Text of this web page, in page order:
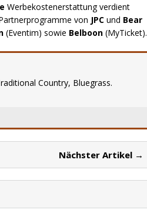
Werbekostenerstattung verdient
von JPC und Bear
(Eventim) sowie Belboon (MyTicket).
Country, Bluegrass.
Nächster Artikel →